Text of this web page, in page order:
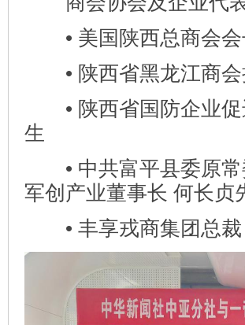
• 美国陕西总商会会
• 陕西省黑龙江商会
• 陕西省国防企业促
生
• 中共富平县委原常
军创产业董事长 何长贞
• 丰享戎商集团总裁